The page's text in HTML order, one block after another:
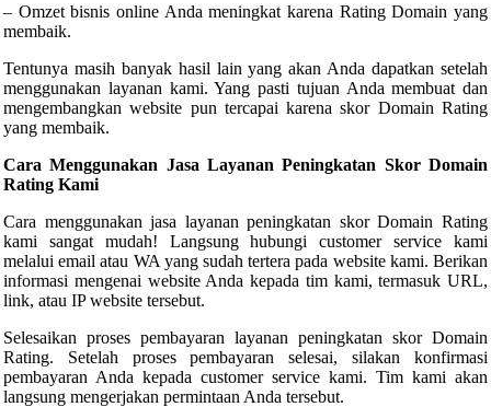
– Omzet bisnis online Anda meningkat karena Rating Domain yang
membaik.
Tentunya masih banyak hasil lain yang akan Anda dapatkan setelah
menggunakan layanan kami. Yang pasti tujuan Anda membuat dan
mengembangkan website pun tercapai karena skor Domain Rating
yang membaik.
Cara Menggunakan Jasa Layanan Peningkatan Skor Domain
Rating Kami
Cara menggunakan jasa layanan peningkatan skor Domain Rating
kami sangat mudah! Langsung hubungi customer service kami
melalui email atau WA yang sudah tertera pada website kami. Berikan
informasi mengenai website Anda kepada tim kami, termasuk URL,
link, atau IP website tersebut.
Selesaikan proses pembayaran layanan peningkatan skor Domain
Rating. Setelah proses pembayaran selesai, silakan konfirmasi
pembayaran Anda kepada customer service kami. Tim kami akan
langsung mengerjakan permintaan Anda tersebut.